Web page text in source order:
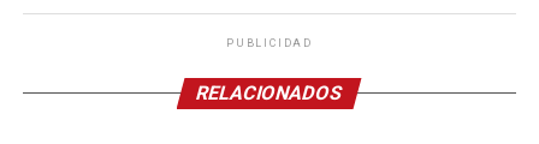
PUBLICIDAD
RELACIONADOS